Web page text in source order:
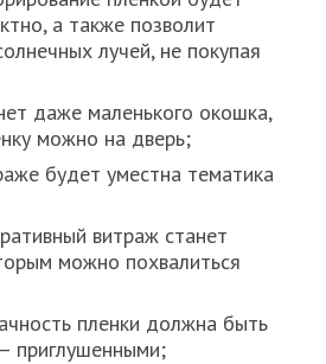
а также позволит
лучей, не покупая
даже маленького окошка,
можно на дверь;
будет уместна тематика
витраж станет
можно похвалиться
пленки должна быть
приглушенными;